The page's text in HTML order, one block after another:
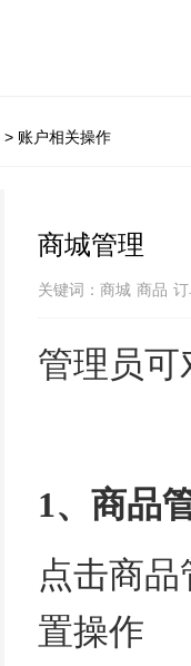
> 账户相关操作
商城管理
关键词： 商城 商品
管理员
1、商品
点击商
置操作